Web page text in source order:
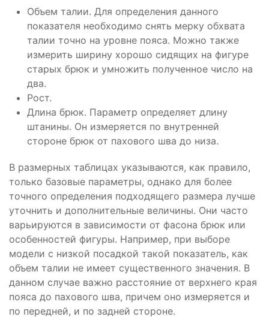
Объем талии. Для определения данного
показателя необходимо снять мерку обхвата
талии точно на уровне пояса. Можно также
измерить ширину хорошо сидящих на фигуре
старых брюк и умножить полученное число на
два.
Рост.
Длина брюк. Параметр определяет длину
штанины. Он измеряется по внутренней
стороне брюк от пахового шва до низа.
В размерных таблицах указываются, как правило,
только базовые параметры, однако для более
точного определения подходящего размера лучше
уточнить и дополнительные величины. Они часто
варьируются в зависимости от фасона брюк или
особенностей фигуры. Например, при выборе
модели с низкой посадкой такой показатель, как
объем талии не имеет существенного значения. В
данном случае важно расстояние от верхнего края
пояса до пахового шва, причем оно измеряется и
по передней, и по задней стороне.